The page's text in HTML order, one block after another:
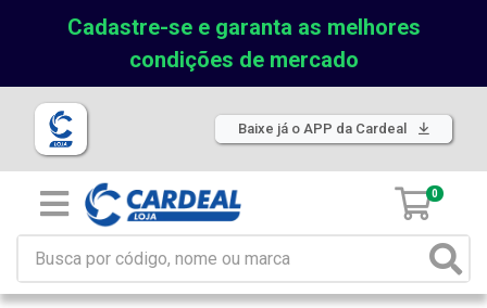
Cadastre-se e garanta as melhores
condições de mercado
Baixe já o APP da Cardeal
0